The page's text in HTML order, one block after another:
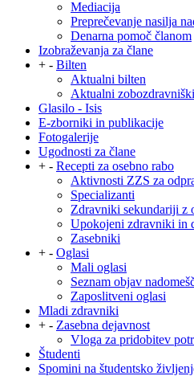
Mediacija
Preprečevanje nasilja
Denarna pomoč članom
Izobraževanja za člane
+ - Bilten
Aktualni bilten
Aktualni
Glasilo - Isis
E-zborniki in publikacije
Fotogalerije
Ugodnosti za člane
+ - Recepti za osebno rabo
Aktivnosti ZZS za
Specializanti
Zdravniki sekundariji z
Upokojeni zdravniki in
Zasebniki
+ - Oglasi
Mali oglasi
Seznam objav
Zaposlitveni oglasi
Mladi zdravniki
+ - Zasebna dejavnost
Vloga za pridobitev
Študenti
Spomini na študentsko